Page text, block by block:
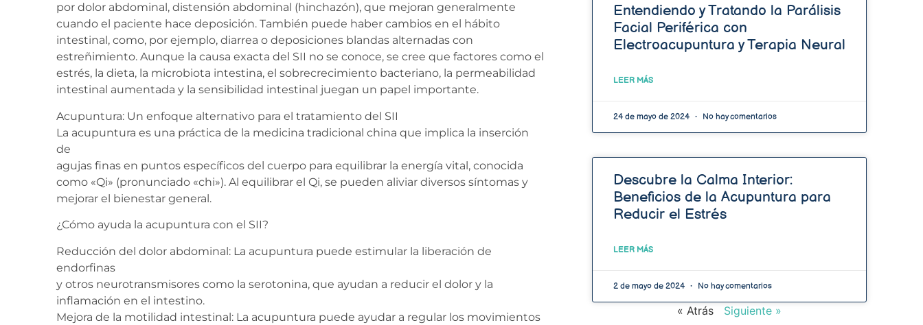
por dolor abdominal, distensión abdominal (hinchazón), que mejoran generalmente
cuando el paciente hace deposición. También puede haber cambios en el hábito
intestinal, como, por ejemplo, diarrea o deposiciones blandas alternadas con
estreñimiento. Aunque la causa exacta del SII no se conoce, se cree que factores como el
estrés, la dieta, la microbiota intestina, el sobrecrecimiento bacteriano, la permeabilidad
intestinal aumentada y la sensibilidad intestinal juegan un papel importante.
Acupuntura: Un enfoque alternativo para el tratamiento del SII
La acupuntura es una práctica de la medicina tradicional china que implica la inserción
de
agujas finas en puntos específicos del cuerpo para equilibrar la energía vital, conocida
como «Qi» (pronunciado «chi»). Al equilibrar el Qi, se pueden aliviar diversos síntomas y
mejorar el bienestar general.
¿Cómo ayuda la acupuntura con el SII?
Reducción del dolor abdominal: La acupuntura puede estimular la liberación de
endorfinas
y otros neurotransmisores como la serotonina, que ayudan a reducir el dolor y la
inflamación en el intestino.
Mejora de la motilidad intestinal: La acupuntura puede ayudar a regular los movimientos
Entendiendo y Tratando la Parálisis
Facial Periférica con
Electroacupuntura y Terapia Neural
LEER MÁS
24 de mayo de 2024 No hay comentarios
Descubre la Calma Interior:
Beneficios de la Acupuntura para
Reducir el Estrés
LEER MÁS
2 de mayo de 2024 No hay comentarios
« Atrás Siguiente »